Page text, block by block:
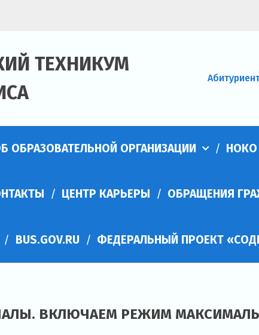
ТЕХНИКУМ
ОБРАЗОВАТЕЛЬНОЙ ОРГАНИЗАЦИИ НОКО
ЦЕНТР КАРЬЕРЫ ОБРАЩЕНИЯ
BUS.GOV.RU ФЕДЕРАЛЬНЫЙ ПРОЕКТ
ВКЛЮЧАЕМ РЕЖИМ